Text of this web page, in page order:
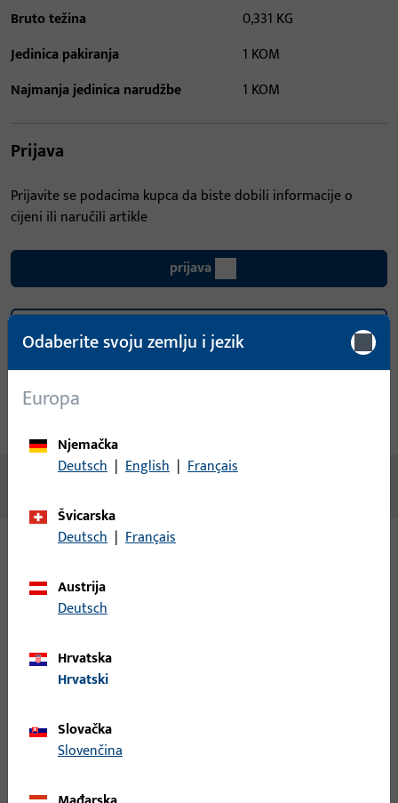
Bruto težina
0,331 KG
Jedinica pakiranja
1 KOM
Najmanja jedinica narudžbe
1 KOM
Prijava
Prijavite se podacima kupca da biste dobili informacije o
cijeni ili naručili artikle
prijava
Opis proizvoda
Tehnički podaci
Varijante
Za ovaj proizvod dostupne su sljedeće varijante:
6-27914-00-L-1 | Sigurnosni kutni prihvatni
Sigurnosni kutni prihvatni lim, ukupna širina 25 mm, ukupna
10 mm, Zamjenjivi element Da, Smjer otvaranja graničnik
Odaberite svoju zemlju i jezik
Europa
Njemačka
Deutsch | English | Français
Švicarska
Deutsch | Français
Austrija
Deutsch
Hrvatska
Hrvatski
Slovačka
Slovenčina